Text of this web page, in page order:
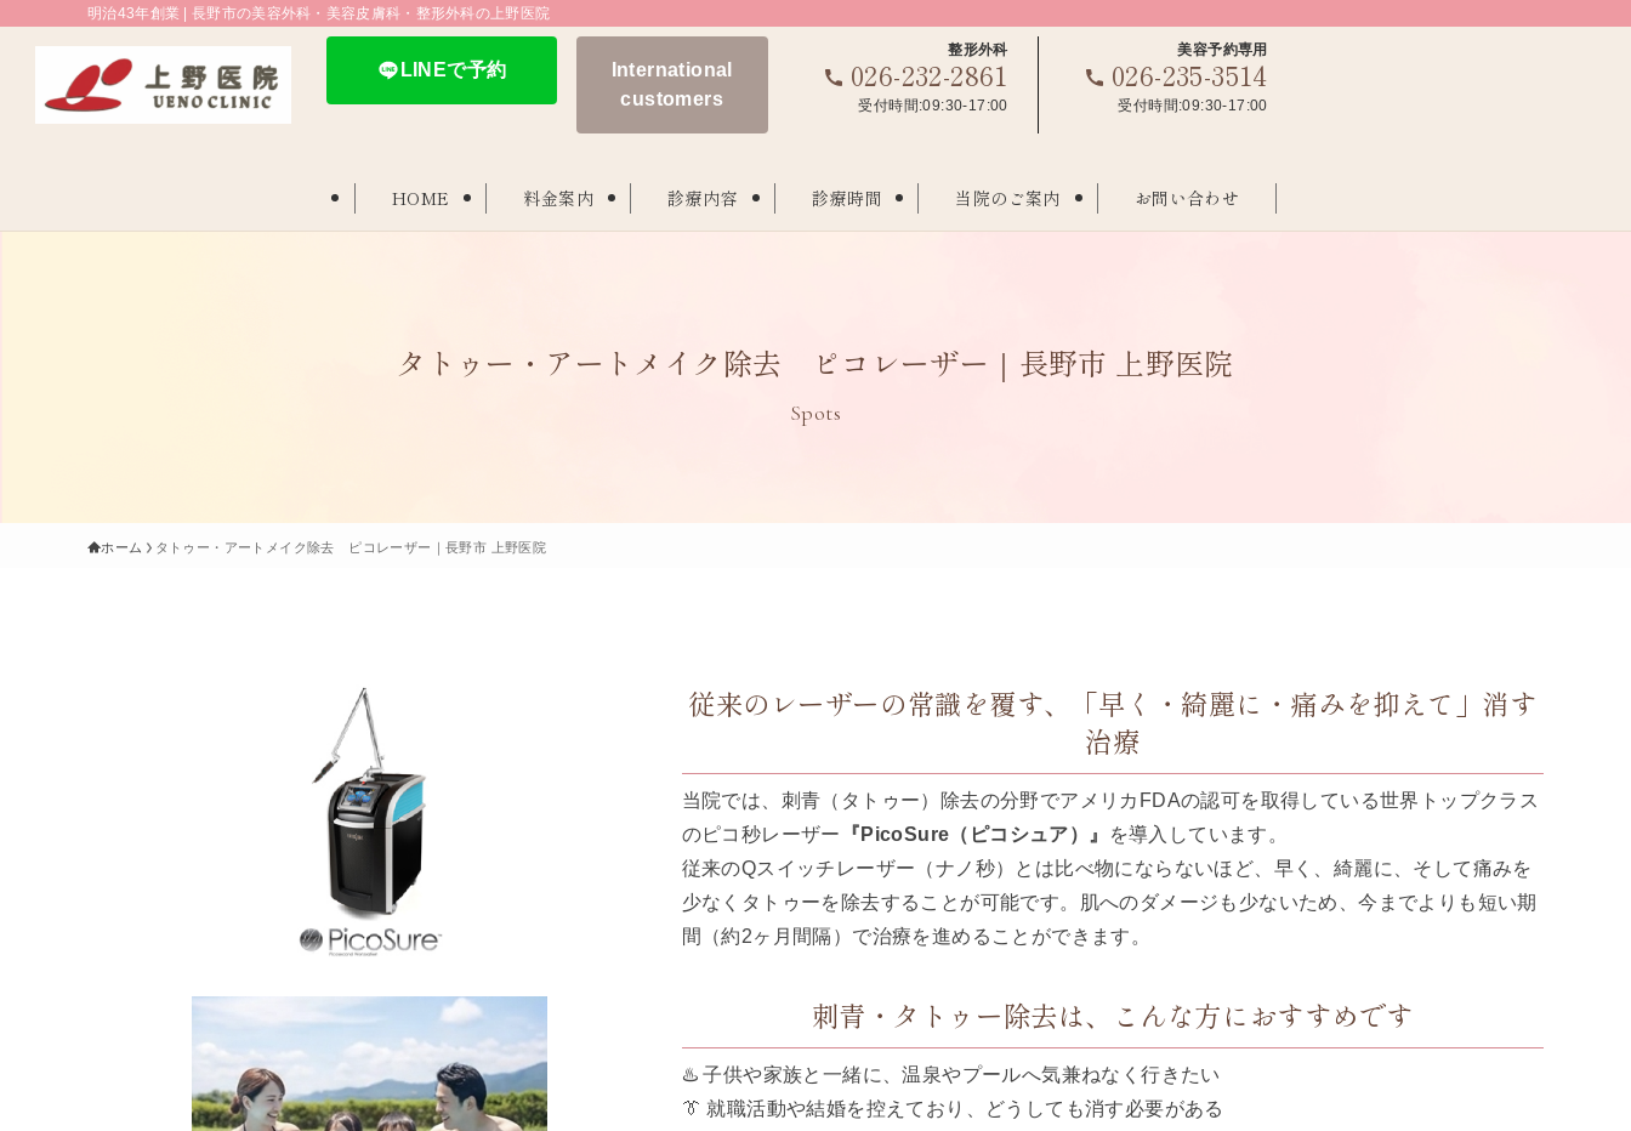
明治43年創業 | 長野市の美容外科・美容皮膚科・整形外科の上野医院
HOME 料金案内 診療内容 診療時間 当院のご案内 お問い合わせ
LINEで予約
International
customers
整形外科
026-232-2861
受付時間:09:30-17:00
美容予約専用
026-235-3514
受付時間:09:30-17:00
タトゥー・アートメイク除去 ピコレーザー｜長野市 上野医院
Spots
ホーム タトゥー・アートメイク除去 ピコレーザー｜長野市 上野医院
従来のレーザーの常識を覆す、 「早く・綺麗に・痛みを抑えて」 消す
治療
当院では、刺青（タトゥー）除去の分野でアメリカFDAの認可を取得している世界トップクラス
のピコ秒レーザー
『PicoSure（ピコシュア）』
を導入しています。
従来のQスイッチレーザー（ナノ秒）とは比べ物にならないほど、早く、綺麗に、そして痛みを
少なくタトゥーを除去することが可能です。肌へのダメージも少ないため、今までよりも短い期
間（約2ヶ月間隔）で治療を進めることができます。
刺青・タトゥー除去は、 こんな方におすすめです
♨️ 子供や家族と一緒に、温泉やプールへ気兼ねなく行きたい
👔 就職活動や結婚を控えており、どうしても消す必要がある